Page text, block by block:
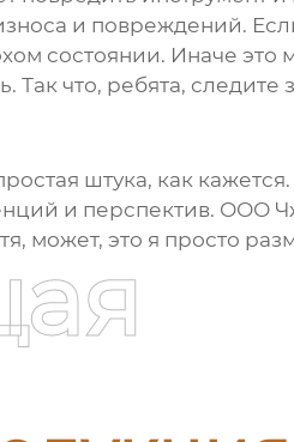
и повреждений.
состоянии. Иначе
что, ребята,
штука, как
и перспектив. ООО
может, это я просто